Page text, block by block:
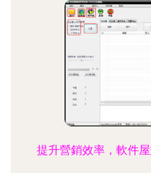
提升營銷效率，軟件